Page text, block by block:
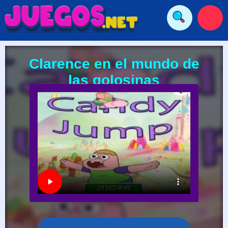
Clarence en el mundo de
las golosinas